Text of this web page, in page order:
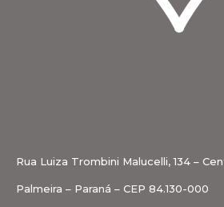
Rua Luiza Trombini Malucelli, 134 –
Palmeira – Paraná – CEP 84.130-000